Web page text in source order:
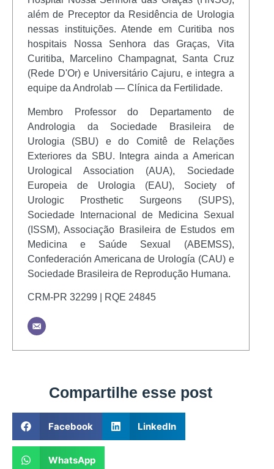
além de Preceptor da Residência de Urologia
nessas instituições. Atende em Curitiba nos
hospitais Nossa Senhora das Graças, Vita
Curitiba, Marcelino Champagnat, Santa Cruz
(Rede D'Or) e Universitário Cajuru, e integra a
equipe da Androlab — Clínica da Fertilidade.
Membro Professor do Departamento de
Andrologia da Sociedade Brasileira de
Urologia (SBU) e do Comitê de Relações
Exteriores da SBU. Integra ainda a American
Urological Association (AUA), Sociedade
Europeia de Urologia (EAU), Society of
Urologic Prosthetic Surgeons (SUPS),
Sociedade Internacional de Medicina Sexual
(ISSM), Associação Brasileira de Estudos em
Medicina e Saúde Sexual (ABEMSS),
Confederación Americana de Urología (CAU) e
Sociedade Brasileira de Reprodução Humana.
CRM-PR 32299 | RQE 24845
Compartilhe esse post
Facebook LinkedIn
WhatsApp